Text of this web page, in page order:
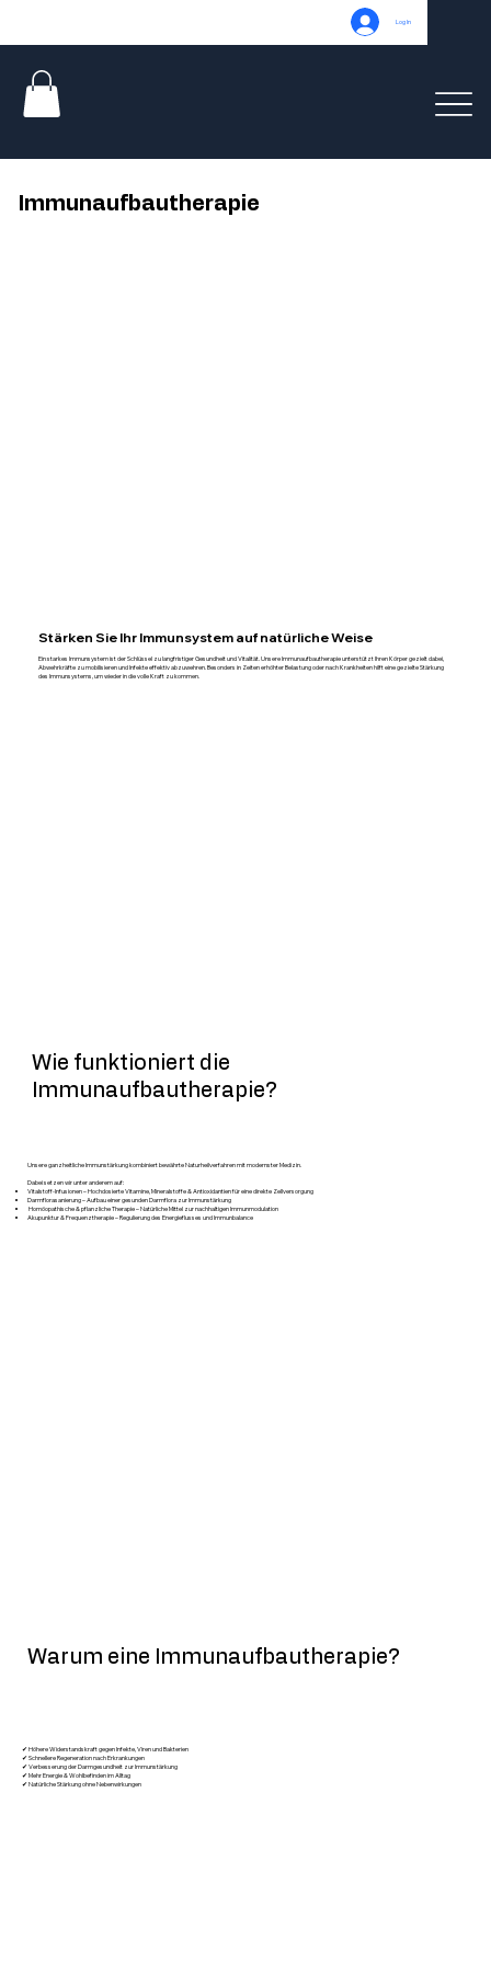
Log In
Immunaufbautherapie
Stärken Sie Ihr Immunsystem auf natürliche Weise
Ein starkes Immunsystem ist der Schlüssel zu langfristiger Gesundheit und Vitalität. Unsere Immunaufbautherapie unterstützt Ihren Körper gezielt dabei,
Abwehrkräfte zu mobilisieren und Infekte effektiv abzuwehren. Besonders in Zeiten erhöhter Belastung oder nach Krankheiten hilft eine gezielte Stärkung
des Immunsystems, um wieder in die volle Kraft zu kommen.
Wie funktioniert die
Immunaufbautherapie?
Warum eine Immunaufbautherapie?
Unsere ganzheitliche Immunstärkung kombiniert bewährte Naturheilverfahren mit modernster Medizin.
Dabei setzen wir unter anderem auf:
Vitalstoff-Infusionen – Hochdosierte Vitamine, Mineralstoffe & Antioxidantien für eine direkte Zellversorgung
Darmflorasanierung – Aufbau einer gesunden Darmflora zur Immunstärkung
Homöopathische & pflanzliche Therapie – Natürliche Mittel zur nachhaltigen Immunmodulation
Akupunktur & Frequenztherapie – Regulierung des Energieflusses und Immunbalance
✔ Höhere Widerstandskraft gegen Infekte, Viren und Bakterien
✔ Schnellere Regeneration nach Erkrankungen
✔ Verbesserung der Darmgesundheit zur Immunstärkung
✔ Mehr Energie & Wohlbefinden im Alltag
✔ Natürliche Stärkung ohne Nebenwirkungen